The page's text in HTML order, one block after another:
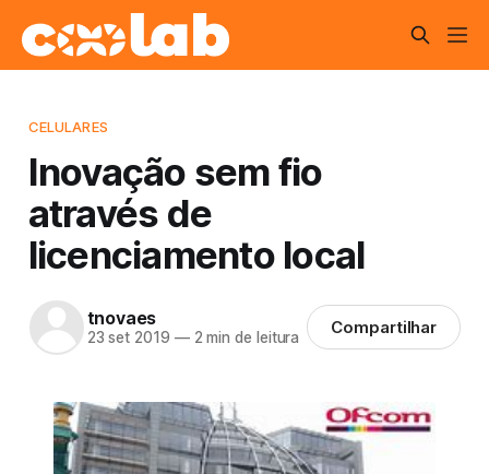
CELULARES
Inovação sem fio
através de
licenciamento local
tnovaes
23 set 2019 —2 min de leitura Compartilhar